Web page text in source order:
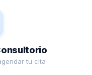
tu cita